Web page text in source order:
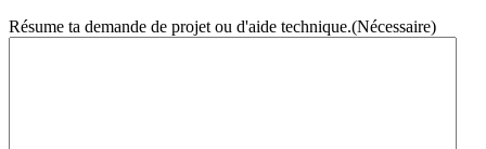
Résume ta demande de projet ou d'aide technique.(Nécessaire)